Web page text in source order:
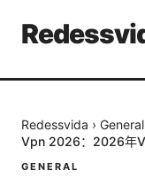
Redessvida › General
Vpn 2026：2026年
GENERAL